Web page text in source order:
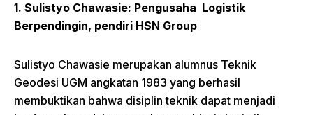
1. Sulistyo Chawasie: Pengusaha Logistik
Berpendingin, pendiri HSN Group
Sulistyo Chawasie merupakan alumnus Teknik
Geodesi UGM angkatan 1983 yang berhasil
membuktikan bahwa disiplin teknik dapat menjadi